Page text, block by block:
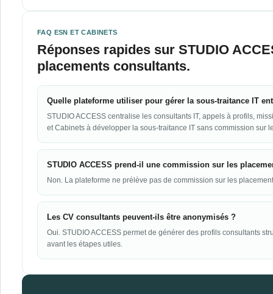
FAQ ESN ET CABINETS
Réponses rapides sur STUDIO
placements consultants.
Quelle plateforme utiliser pour gérer la sous-traitance IT
STUDIO ACCESS centralise les consultants IT, appels à profils,
et Cabinets à développer la sous-traitance IT sans commission sur
STUDIO ACCESS prend-il une commission sur les
Non. La plateforme ne prélève pas de commission sur les
Les CV consultants peuvent-ils être anonymisés ?
Oui. STUDIO ACCESS permet de générer des profils consultants
avant les étapes utiles.